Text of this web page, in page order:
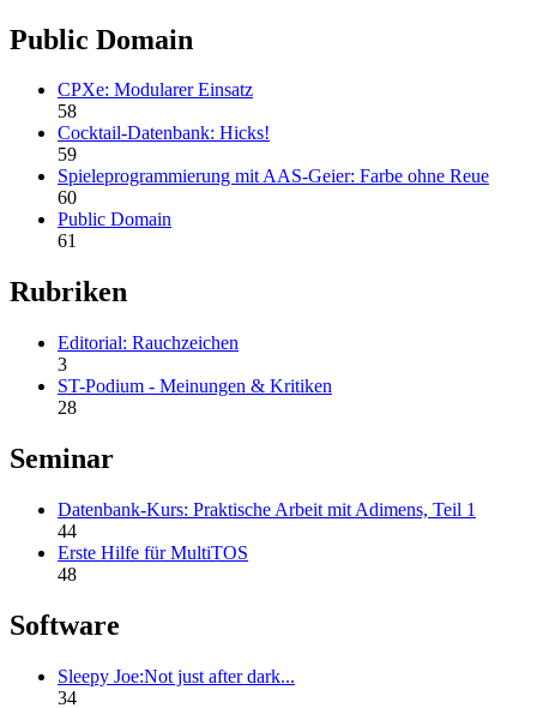
Public Domain
CPXe: Modularer Einsatz
58
Cocktail-Datenbank: Hicks!
59
Spieleprogrammierung mit AAS-Geier: Farbe ohne Reue
60
Public Domain
61
Rubriken
Editorial: Rauchzeichen
3
ST-Podium - Meinungen & Kritiken
28
Seminar
Datenbank-Kurs: Praktische Arbeit mit Adimens, Teil 1
44
Erste Hilfe für MultiTOS
48
Software
Sleepy Joe:Not just after dark...
34